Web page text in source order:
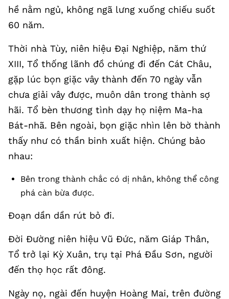
hề nằm ngủ, không ngã lưng xuống chiếu suốt
60 năm.
Thời nhà Tùy, niên hiệu Đại Nghiệp, năm thứ
XIII, Tổ thống lãnh đồ chúng đi đến Cát Châu,
gặp lúc bọn giặc vây thành đến 70 ngày vẫn
chưa giải vây được, muôn dân trong thành sợ
hãi. Tổ bèn thương tình dạy họ niệm Ma-ha
Bát-nhã. Bên ngoài, bọn giặc nhìn lên bờ thành
thấy như có thần binh xuất hiện. Chúng bảo
nhau:
Bên trong thành chắc có dị nhân, không thể công
phá càn bừa được.
Đoạn dần dần rút bỏ đi.
Đời Đường niên hiệu Vũ Đức, năm Giáp Thân,
Tổ trở lại Kỳ Xuân, trụ tại Phá Đầu Sơn, người
đến thọ học rất đông.
Ngày nọ, ngài đến huyện Hoàng Mai, trên đường